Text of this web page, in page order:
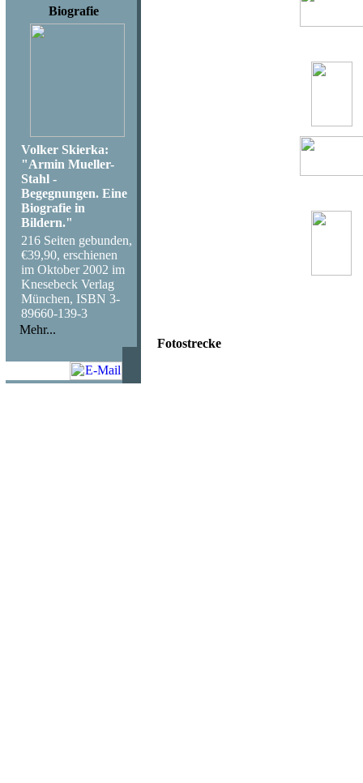
Biografie
Volker Skierka:
"Armin Mueller-
Stahl -
Begegnungen. Eine
Biografie in
Bildern."
216 Seiten gebunden,
€39,90, erschienen
im Oktober 2002 im
Knesebeck Verlag
München, ISBN 3-
89660-139-3
Mehr...
Fotostrecke